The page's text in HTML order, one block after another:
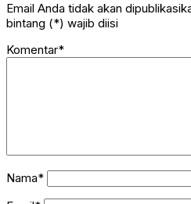
Email Anda tidak akan
bintang (*) wajib diisi
Komentar*
Nama*